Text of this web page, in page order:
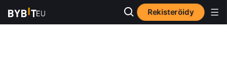
Rekisteröidy